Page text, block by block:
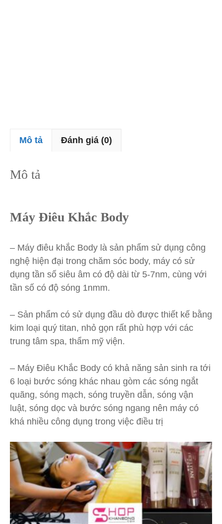
Mô tả Đánh giá (0)
Mô tả
Máy Điêu Khắc Body
– Máy điêu khắc Body là sản phẩm sử dụng công
nghệ hiện đại trong chăm sóc body, máy có sử
dụng tần số siêu âm có độ dài từ 5-7nm, cùng với
tần số có độ sóng 1nmm.
– Sản phẩm có sử dụng đầu dò được thiết kế bằng
kim loại quý titan, nhỏ gọn rất phù hợp với các
trung tâm spa, thẩm mỹ viện.
– Máy Điêu Khắc Body có khả năng sản sinh ra tới
6 loại bước sóng khác nhau gòm các sóng ngắt
quãng, sóng mạch, sóng truyền dẫn, sóng vận
luật, sóng dọc và bước sóng ngang nên máy có
khá nhiều công dụng trong việc điều trị